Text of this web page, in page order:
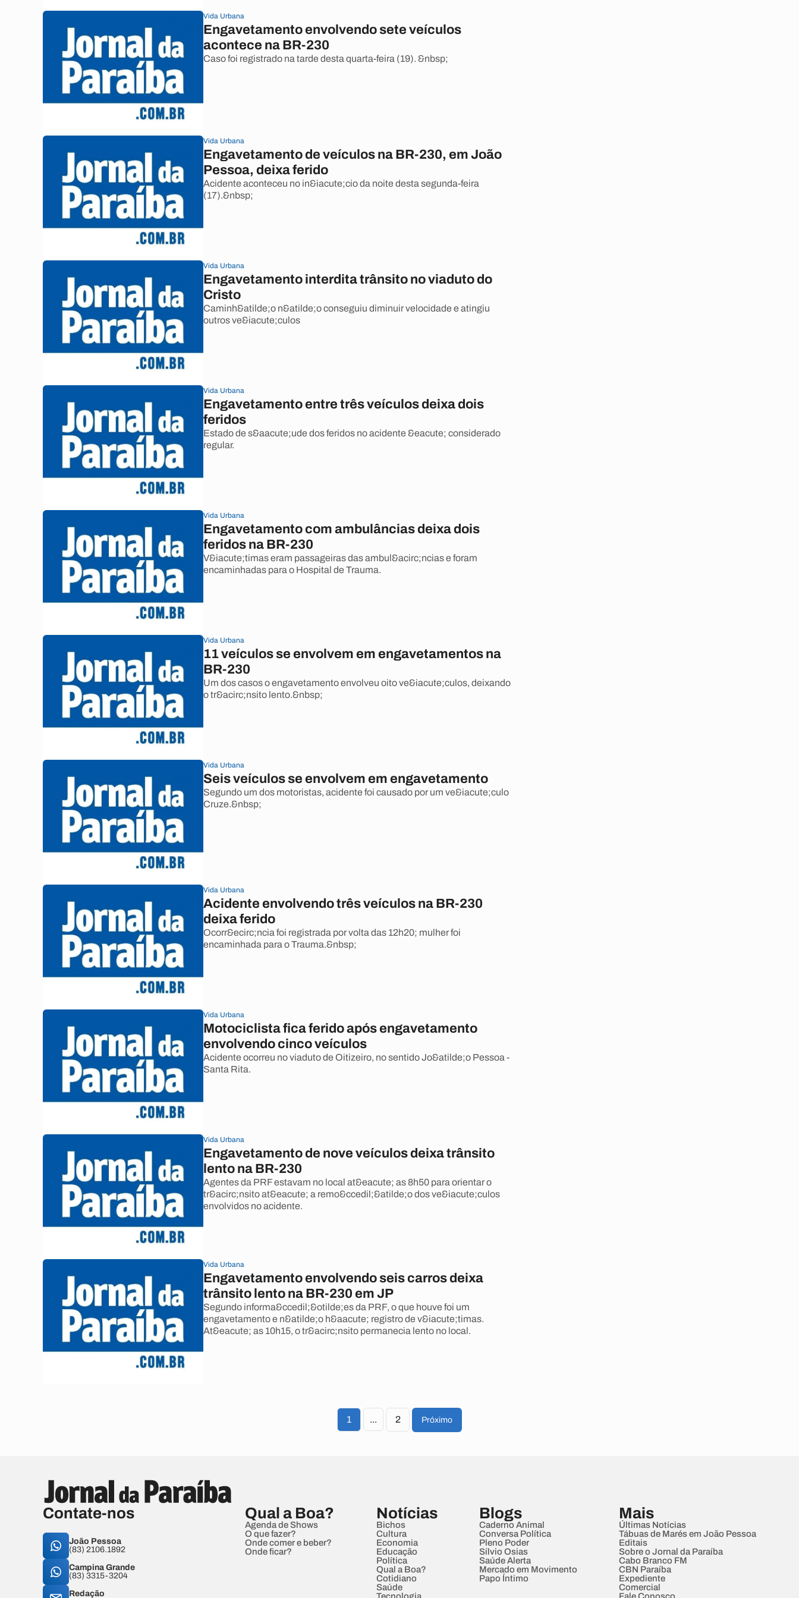
Vida Urbana
Engavetamento envolvendo sete veículos
acontece na BR-230
Caso foi registrado na tarde desta quarta-feira (19). &nbsp;
Vida Urbana
Engavetamento de veículos na BR-230, em João
Pessoa, deixa ferido
Acidente aconteceu no in&iacute;cio da noite desta segunda-feira
(17).&nbsp;
Vida Urbana
Engavetamento interdita trânsito no viaduto do
Cristo
Caminh&atilde;o n&atilde;o conseguiu diminuir velocidade e atingiu
outros ve&iacute;culos
Vida Urbana
Engavetamento entre três veículos deixa dois
feridos
Estado de s&aacute;ude dos feridos no acidente &eacute; considerado
regular.
Vida Urbana
Engavetamento com ambulâncias deixa dois
feridos na BR-230
V&iacute;timas eram passageiras das ambul&acirc;ncias e foram
encaminhadas para o Hospital de Trauma.
Vida Urbana
11 veículos se envolvem em engavetamentos na
BR-230
Um dos casos o engavetamento envolveu oito ve&iacute;culos, deixando
o tr&acirc;nsito lento.&nbsp;
Vida Urbana
Seis veículos se envolvem em engavetamento
Segundo um dos motoristas, acidente foi causado por um ve&iacute;culo
Cruze.&nbsp;
Vida Urbana
Acidente envolvendo três veículos na BR-230
deixa ferido
Ocorr&ecirc;ncia foi registrada por volta das 12h20; mulher foi
encaminhada para o Trauma.&nbsp;
Vida Urbana
Motociclista fica ferido após engavetamento
envolvendo cinco veículos
Acidente ocorreu no viaduto de Oitizeiro, no sentido Jo&atilde;o Pessoa -
Santa Rita.
Vida Urbana
Engavetamento de nove veículos deixa trânsito
lento na BR-230
Agentes da PRF estavam no local at&eacute; as 8h50 para orientar o
tr&acirc;nsito at&eacute; a remo&ccedil;&atilde;o dos ve&iacute;culos
envolvidos no acidente.
Vida Urbana
Engavetamento envolvendo seis carros deixa
trânsito lento na BR-230 em JP
Segundo informa&ccedil;&otilde;es da PRF, o que houve foi um
engavetamento e n&atilde;o h&aacute; registro de v&iacute;timas.
At&eacute; as 10h15, o tr&acirc;nsito permanecia lento no local.
1 ... 2 Próximo
Contate-nos
João Pessoa
(83) 2106.1892
Campina Grande
(83) 3315-3204
Redação
Qual a Boa?
Agenda de Shows
O que fazer?
Onde comer e beber?
Onde ficar?
Notícias
Bichos
Cultura
Economia
Educação
Política
Qual a Boa?
Cotidiano
Saúde
Blogs
Caderno Animal
Conversa Política
Pleno Poder
Sílvio Osias
Saúde Alerta
Mercado em Movimento
Papo Íntimo
Mais
Últimas Notícias
Tábuas de Marés em João Pessoa
Editais
Sobre o Jornal da Paraíba
Cabo Branco FM
CBN Paraíba
Expediente
Comercial